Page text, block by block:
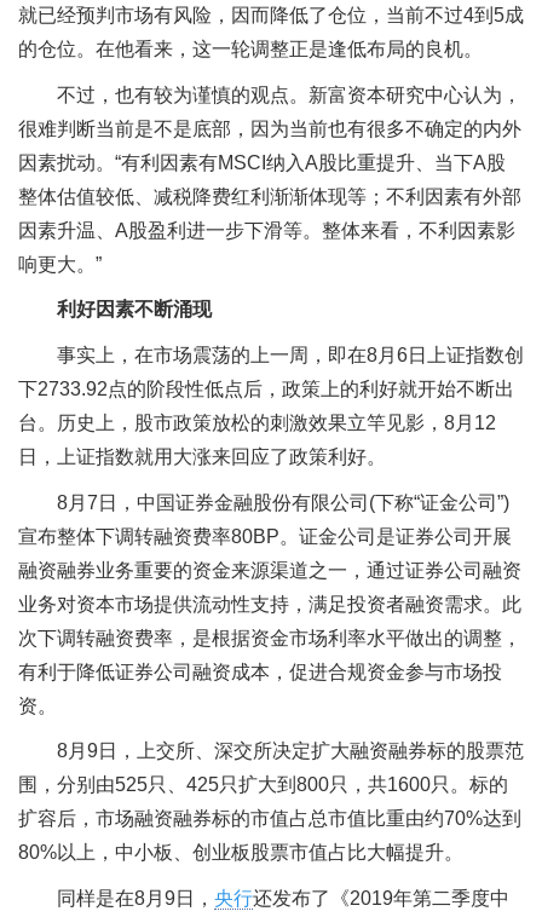
就已经预判市场有风险，因而降低了仓位，当前不过4到5成
的仓位。在他看来，这一轮调整正是逢低布局的良机。
不过，也有较为谨慎的观点。新富资本研究中心认为，
很难判断当前是不是底部，因为当前也有很多不确定的内外
因素扰动。“有利因素有MSCI纳入A股比重提升、当下A股
整体估值较低、减税降费红利渐渐体现等；不利因素有外部
因素升温、A股盈利进一步下滑等。整体来看，不利因素影
响更大。”
利好因素不断涌现
事实上，在市场震荡的上一周，即在8月6日上证指数创
下2733.92点的阶段性低点后，政策上的利好就开始不断出
台。历史上，股市政策放松的刺激效果立竿见影，8月12
日，上证指数就用大涨来回应了政策利好。
8月7日，中国证券金融股份有限公司(下称“证金公司”)
宣布整体下调转融资费率80BP。证金公司是证券公司开展
融资融券业务重要的资金来源渠道之一，通过证券公司融资
业务对资本市场提供流动性支持，满足投资者融资需求。此
次下调转融资费率，是根据资金市场利率水平做出的调整，
有利于降低证券公司融资成本，促进合规资金参与市场投
资。
8月9日，上交所、深交所决定扩大融资融券标的股票范
围，分别由525只、425只扩大到800只，共1600只。标的
扩容后，市场融资融券标的市值占总市值比重由约70%达到
80%以上，中小板、创业板股票市值占比大幅提升。
同样是在8月9日， 央行还发布了《2019年第二季度中